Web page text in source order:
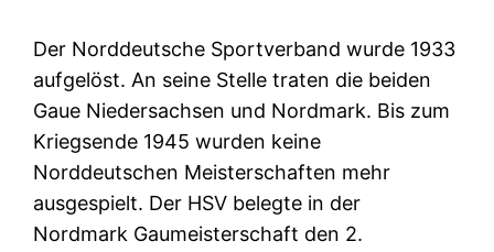
Der Norddeutsche Sportverband wurde 1933
aufgelöst. An seine Stelle traten die beiden
Gaue Niedersachsen und Nordmark. Bis zum
Kriegsende 1945 wurden keine
Norddeutschen Meisterschaften mehr
ausgespielt. Der HSV belegte in der
Nordmark Gaumeisterschaft den 2.